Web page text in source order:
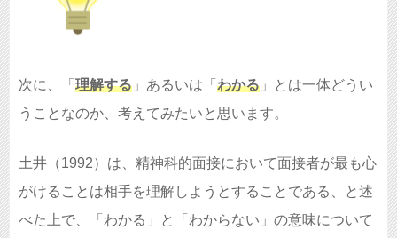
次に、「 理解する 」あるいは「 わかる 」とは一体どうい
うことなのか、考えてみたいと思います。
土井（1992）は、精神科的面接において面接者が最も心
がけることは相手を理解しようとすることである、と述
べた上で、「わかる」と「わからない」の意味について